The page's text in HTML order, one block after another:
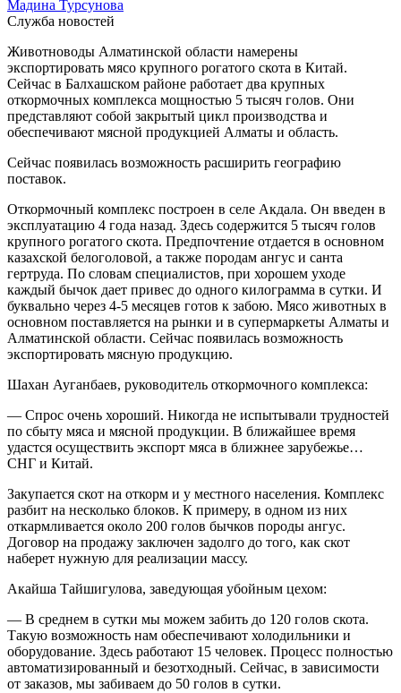
Мадина Турсунова
Служба новостей
Животноводы Алматинской области намерены
экспортировать мясо крупного рогатого скота в Китай.
Сейчас в Балхашском районе работает два крупных
откормочных комплекса мощностью 5 тысяч голов. Они
представляют собой закрытый цикл производства и
обеспечивают мясной продукцией Алматы и область.
Сейчас появилась возможность расширить географию
поставок.
Откормочный комплекс построен в селе Акдала. Он введен в
эксплуатацию 4 года назад. Здесь содержится 5 тысяч голов
крупного рогатого скота. Предпочтение отдается в основном
казахской белоголовой, а также породам ангус и санта
гертруда. По словам специалистов, при хорошем уходе
каждый бычок дает привес до одного килограмма в сутки. И
буквально через 4-5 месяцев готов к забою. Мясо животных в
основном поставляется на рынки и в супермаркеты Алматы и
Алматинской области. Сейчас появилась возможность
экспортировать мясную продукцию.
Шахан Ауганбаев, руководитель откормочного комплекса:
— Спрос очень хороший. Никогда не испытывали трудностей
по сбыту мяса и мясной продукции. В ближайшее время
удастся осуществить экспорт мяса в ближнее зарубежье…
СНГ и Китай.
Закупается скот на откорм и у местного населения. Комплекс
разбит на несколько блоков. К примеру, в одном из них
откармливается около 200 голов бычков породы ангус.
Договор на продажу заключен задолго до того, как скот
наберет нужную для реализации массу.
Акайша Тайшигулова, заведующая убойным цехом:
— В среднем в сутки мы можем забить до 120 голов скота.
Такую возможность нам обеспечивают холодильники и
оборудование. Здесь работают 15 человек. Процесс полностью
автоматизированный и безотходный. Сейчас, в зависимости
от заказов, мы забиваем до 50 голов в сутки.